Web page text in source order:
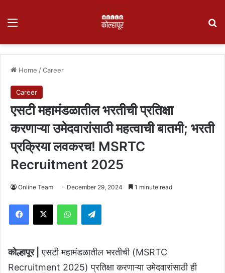
Menu
Home /Career
Career
एसटी महामंडळातील भरतीची प्रतिक्षा
करणाऱ्या उमेदवारांसाठी महत्वाची बातमी; भरती
प्रक्रिया लवकरच! MSRTC
Recruitment 2025
Online Team December 29, 2024 1 minute read
Facebook
X WhatsAppTelegram
कोल्हापूर |
एसटी महामंडळातील भरतीची (MSRTC
Recruitment 2025) प्रतिक्षा करणाऱ्या उमेदवारांसाठी ही